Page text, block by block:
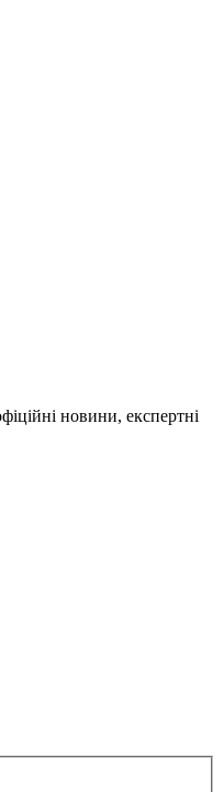
новини, експертні